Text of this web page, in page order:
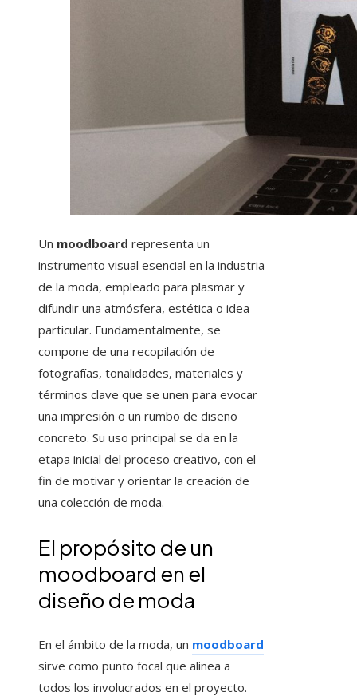
Un moodboard representa un
instrumento visual esencial en la industria
de la moda, empleado para plasmar y
difundir una atmósfera, estética o idea
particular. Fundamentalmente, se
compone de una recopilación de
fotografías, tonalidades, materiales y
términos clave que se unen para evocar
una impresión o un rumbo de diseño
concreto. Su uso principal se da en la
etapa inicial del proceso creativo, con el
fin de motivar y orientar la creación de
una colección de moda.
El propósito de un
moodboard en el
diseño de moda
En el ámbito de la moda, un moodboard
sirve como punto focal que alinea a
todos los involucrados en el proyecto.